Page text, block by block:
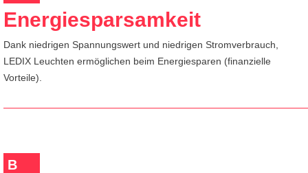
Energiesparsamkeit
Dank niedrigen Spannungswert und niedrigen Stromverbrauch,
LEDIX Leuchten ermöglichen beim Energiesparen (finanzielle
Vorteile).
B